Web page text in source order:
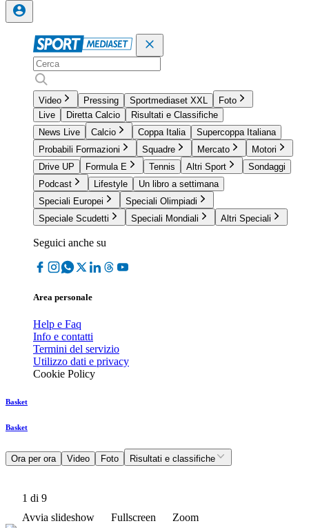
Video Pressing Sportmediaset XXL
Foto
Live
Diretta Calcio
Risultati e Classifiche
News Live
Calcio Coppa Italia
Supercoppa Italiana
Probabili Formazioni
Squadre Mercato
Motori
Drive UP
Formula E Tennis Altri Sport
Sondaggi
Podcast
Lifestyle
Un libro a settimana
Speciali Europei
Speciali Olimpiadi
Speciale Scudetti
Speciali Mondiali Altri Speciali
Seguici anche su
Area personale
Help e Faq
Info e contatti
Termini del servizio
Utilizzo dati e privacy
Cookie Policy
Basket
Basket
Ora per ora Video Foto Risultati e classifiche
1 di 9
Avvia slideshow
Fullscreen Zoom